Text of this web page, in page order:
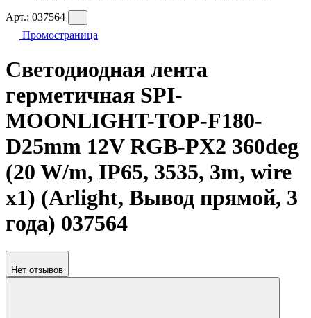
Арт.: 037564
Промостраница
Светодиодная лента
герметичная SPI-
MOONLIGHT-TOP-F180-
D25mm 12V RGB-PX2 360deg
(20 W/m, IP65, 3535, 3m, wire
x1) (Arlight, Вывод прямой, 3
года) 037564
Нет отзывов